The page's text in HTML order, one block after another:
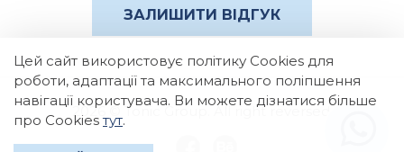
ЗАЛИШИТИ ВІДГУК
2026 © Tonic Group. All right reversed.
Цей сайт використовує політику Cookies для
роботи, адаптації та максимального поліпшення
навігації користувача. Ви можете дізнатися більше
про Cookies тут.